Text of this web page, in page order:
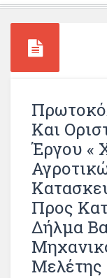
Και
Έργου «
Προς
Δήλμα
Μελέτης